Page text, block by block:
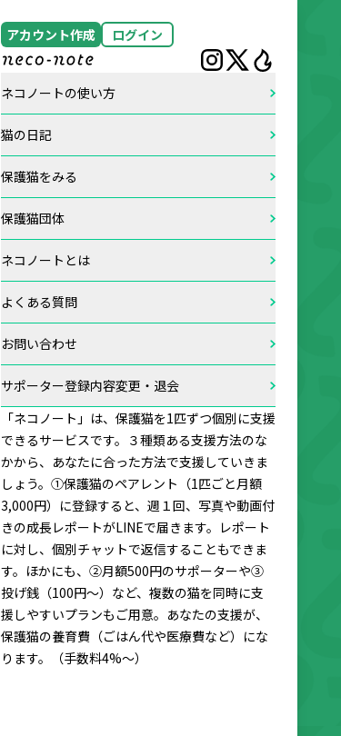
アカウント作成 ログイン
ネコノートの使い方
猫の日記
保護猫をみる
保護猫団体
ネコノートとは
よくある質問
お問い合わせ
サポーター登録内容変更・退会
「ネコノート」は、保護猫を1匹ずつ個別に支援
できるサービスです。３種類ある支援方法のな
かから、あなたに合った方法で支援していきま
しょう。①保護猫のペアレント（1匹ごと月額
3,000円）に登録すると、週１回、写真や動画付
きの成長レポートがLINEで届きます。レポート
に対し、個別チャットで返信することもできま
す。ほかにも、②月額500円のサポーターや③
投げ銭（100円〜）など、複数の猫を同時に支
援しやすいプランもご用意。あなたの支援が、
保護猫の養育費（ごはん代や医療費など）にな
ります。（手数料4%〜）